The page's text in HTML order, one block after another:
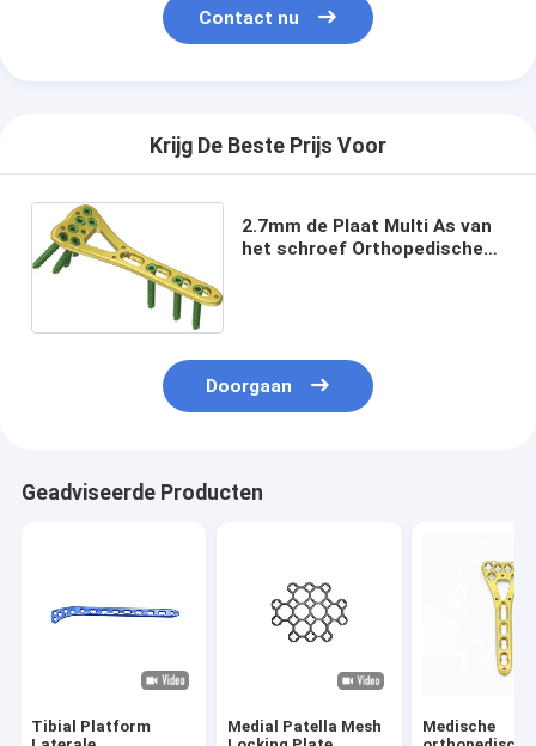
Contact nu
Krijg De Beste Prijs Voor
2.7mm de Plaat Multi As van
het schroef Orthopedische
Doorgaan
Geadviseerde Producten
Tibial Platform
Medial Patella Mesh
Medische